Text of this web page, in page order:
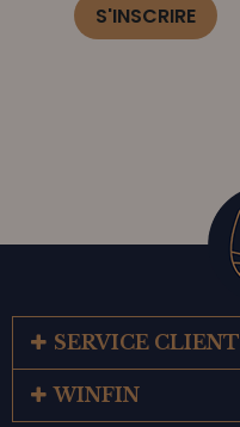
S'INSCRIRE
SERVICE CLIENT
WINFIN